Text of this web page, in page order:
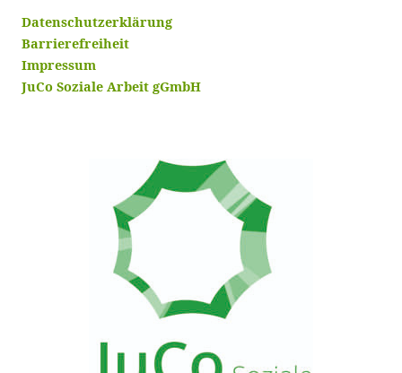
Datenschutzerklärung
Barrierefreiheit
Impressum
JuCo Soziale Arbeit gGmbH